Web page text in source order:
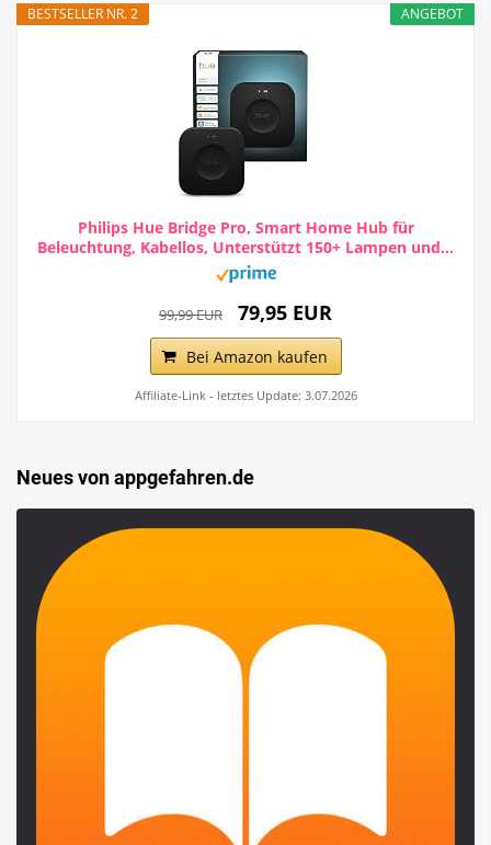
ANGEBOT
BESTSELLER NR. 2
Philips Hue Bridge Pro, Smart Home Hub für
Beleuchtung, Kabellos, Unterstützt 150+ Lampen und...
99,99 EUR 79,95 EUR
Bei Amazon kaufen
Affiliate-Link - letztes Update: 3.07.2026
Neues von appgefahren.de